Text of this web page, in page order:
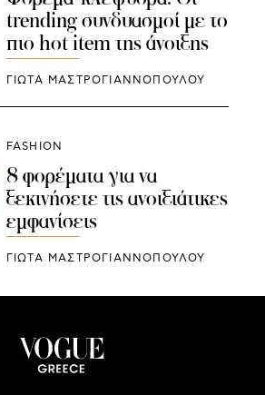
trending συνδυασμοί με το
πιο hot item της άνοιξης
ΓΙΩΤΑ ΜΑΣΤΡΟΓΙΑΝΝΟΠΟΥΛΟΥ
FASHION
8 φορέματα για να
ξεκινήσετε τις ανοιξιάτικες
εμφανίσεις
ΓΙΩΤΑ ΜΑΣΤΡΟΓΙΑΝΝΟΠΟΥΛΟΥ